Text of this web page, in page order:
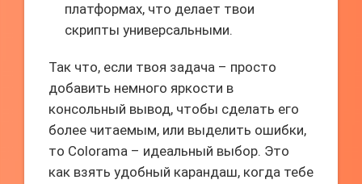
платформах, что делает твои
скрипты универсальными.
Так что, если твоя задача – просто
добавить немного яркости в
консольный вывод, чтобы сделать его
более читаемым, или выделить ошибки,
то Colorama – идеальный выбор. Это
как взять удобный карандаш, когда тебе